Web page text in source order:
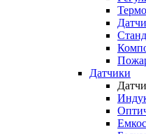
Датчики